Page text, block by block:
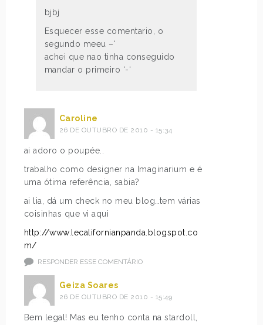
bjbj
Esquecer esse comentario, o
segundo meeu –‘
achei que nao tinha conseguido
mandar o primeiro ‘-‘
Caroline
26 DE OUTUBRO DE 2010 - 15:34
ai adoro o poupée..
trabalho como designer na Imaginarium e é
uma ótima referência, sabia?
ai lia, dá um check no meu blog…tem várias
coisinhas que vi aqui
http://www.lecalifornianpanda.blogspot.co
m/
RESPONDER ESSE COMENTÁRIO
Geiza Soares
26 DE OUTUBRO DE 2010 - 15:49
Bem legal! Mas eu tenho conta na stardoll,